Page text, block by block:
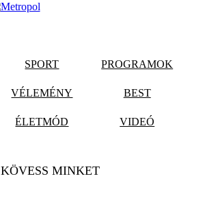
SPORT PROGRAMOK
VÉLEMÉNY BEST
ÉLETMÓD VIDEÓ
KÖVESS MINKET